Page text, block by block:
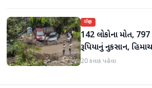
રાષ્ટ્રીય
142 લોકોના મોત, 797
રૂપિયાનું નુકસાન,
પ્રદેશમાં ભારે ચોમાસાનો
20 કલાક પહેલા